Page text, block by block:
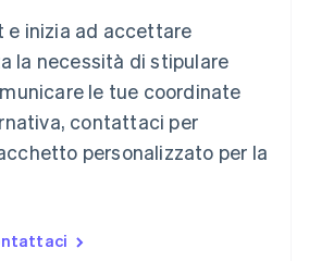
e inizia ad accettare
la necessità di stipulare
le tue coordinate
contattaci per
personalizzato per la
English